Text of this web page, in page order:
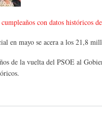
con datos históricos
en mayo se acera a los 21,8
de la vuelta del PSOE al